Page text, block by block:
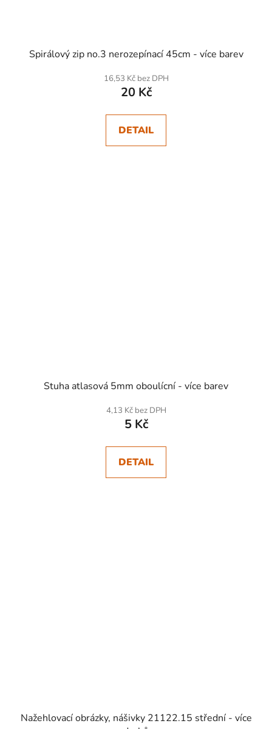
Spirálový zip no.3 nerozepínací 45cm - více barev
16,53 Kč bez DPH
20 Kč
DETAIL
Stuha atlasová 5mm oboulícní - více barev
4,13 Kč bez DPH
5 Kč
DETAIL
Nažehlovací obrázky, nášivky 21122.15 střední - více